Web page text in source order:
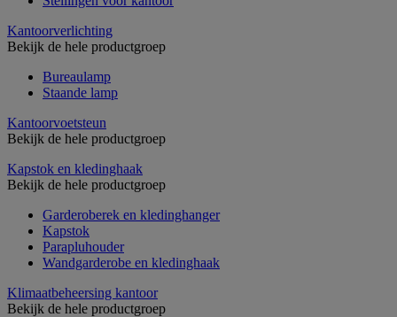
Kantoorverlichting
Bekijk de hele productgroep
Bureaulamp
Staande lamp
Kantoorvoetsteun
Bekijk de hele productgroep
Kapstok en kledinghaak
Bekijk de hele productgroep
Garderoberek en kledinghanger
Kapstok
Parapluhouder
Wandgarderobe en kledinghaak
Klimaatbeheersing kantoor
Bekijk de hele productgroep